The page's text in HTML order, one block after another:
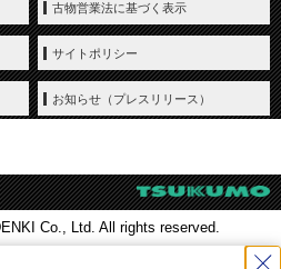
古物営業法に基づく表示
サイトポリシー
お知らせ（プレスリリース）
Co., Ltd. All rights reserved.